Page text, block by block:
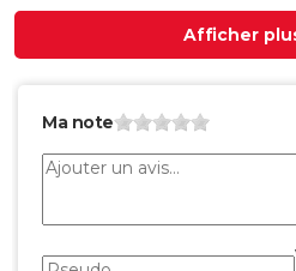
Afficher
Ma note